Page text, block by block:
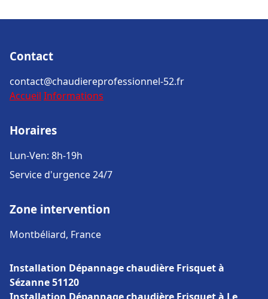
Contact
contact@chaudiereprofessionnel-52.fr
Accueil Informations
Horaires
Lun-Ven: 8h-19h
Service d'urgence 24/7
Zone intervention
Montbéliard, France
Installation Dépannage chaudière Frisquet à
Sézanne 51120